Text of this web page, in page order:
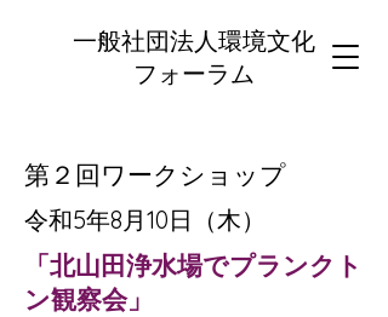
一般社団法人環境文化
フォーラム
​第２回ワークショップ
​令和5年8月10日（木）
​「北山田浄水場でプランクト
ン観察会」